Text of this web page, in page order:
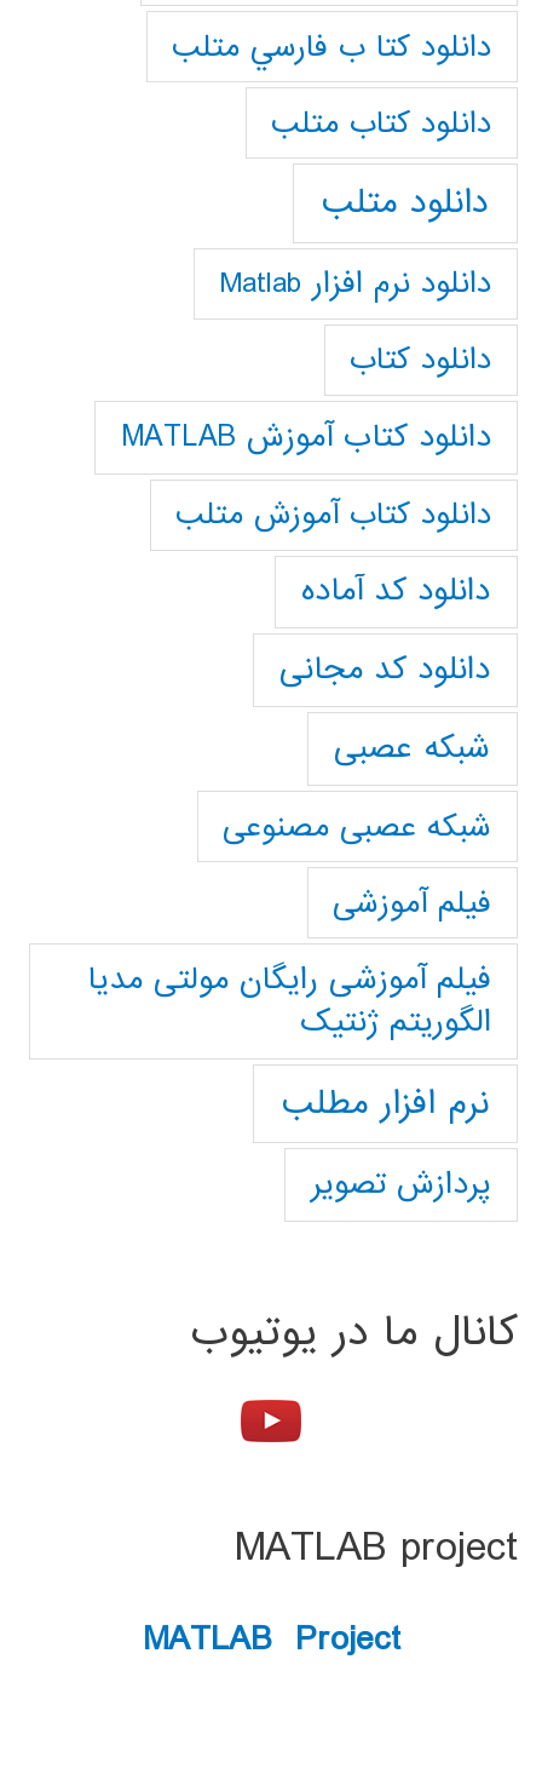
دانلود كتا ب فارسي متلب
دانلود كتاب متلب
دانلود متلب
دانلود نرم افزار Matlab
دانلود کتاب
دانلود کتاب آموزش MATLAB
دانلود کتاب آموزش متلب
دانلود کد آماده
دانلود کد مجانی
شبکه عصبی
شبکه عصبی مصنوعی
فیلم آموزشی
فیلم آموزشی رایگان مولتی مدیا
الگوریتم ژنتیک
نرم افزار مطلب
پردازش تصویر
کانال ما در یوتیوب
MATLAB project
MATLAB Project